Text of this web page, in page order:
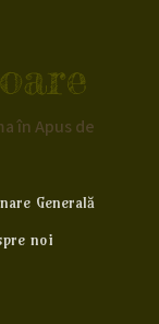
în Apus de
Generală
noi